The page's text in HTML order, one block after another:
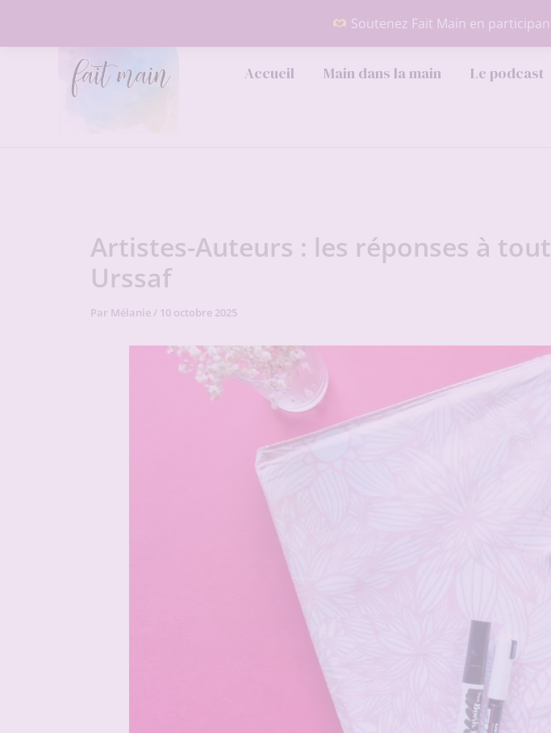
Soutenez Fait Main en
contenu
Accueil Main dans la main Le podcast
Artistes-Auteurs : les réponses à
Urssaf
Par Mélanie/ 10 octobre 2025